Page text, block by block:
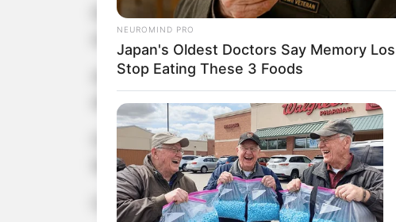
Enquanto vistoriavam o carro, os
estavam em posse da dupla também
Ainda conforme a Polícia Militar
dinheiro em moeda estrangeira sem
Os suspeitos foram presos em
liberados para responder em liberdade ao
Confira a reportagem feita pelos policiais
NEUROMIND PRO
Japan's Oldest Doctors Say Memory
Stop Eating These 3 Foods